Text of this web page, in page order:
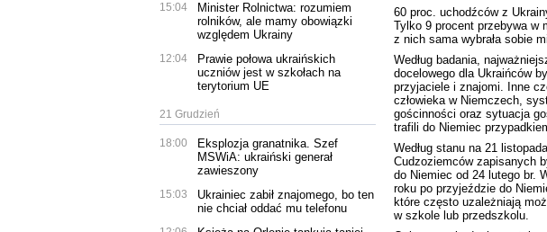
15:04
Minister Rolnictwa: rozumiem
rolników, ale mamy obowiązki
względem Ukrainy
12:04
Prawie połowa ukraińskich
uczniów jest w szkołach na
terytorium UE
21 Grudzień
18:00
Eksplozja granatnika. Szef
MSWiA: ukraiński generał
zawieszony
15:03
Ukrainiec zabił znajomego, bo ten
nie chciał oddać mu telefonu
60 proc. uchodźców z
Tylko 9 procent przebywa w
z nich sama wybrała sobie
Według badania,
docelowego dla Ukraińców
przyjaciele i znajomi. Inne
człowieka w Niemczech,
gościnności oraz sytuacja
trafili do Niemiec
Według stanu na 21
Cudzoziemców zapisanych
do Niemiec od 24 lutego br.
roku po przyjeździe do
które często uzależniają
w szkole lub przedszkolu.